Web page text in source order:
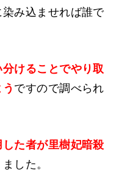
み込ませれば誰で
けることでやり取
ですので調べられ
た者が里樹妃暗殺
した。